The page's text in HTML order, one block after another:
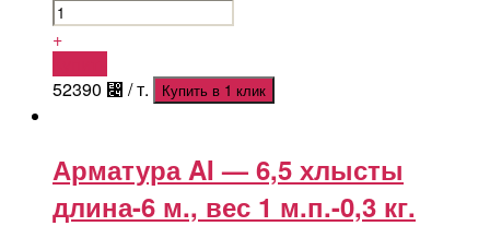
+
52390 ⃄ / т. Купить в 1 клик
Арматура AI — 6,5 хлысты
длина-6 м., вес 1 м.п.-0,3 кг.